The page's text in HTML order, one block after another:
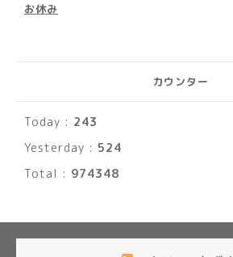
お休み
カウンター
Today : 243
Yesterday : 524
Total : 974348